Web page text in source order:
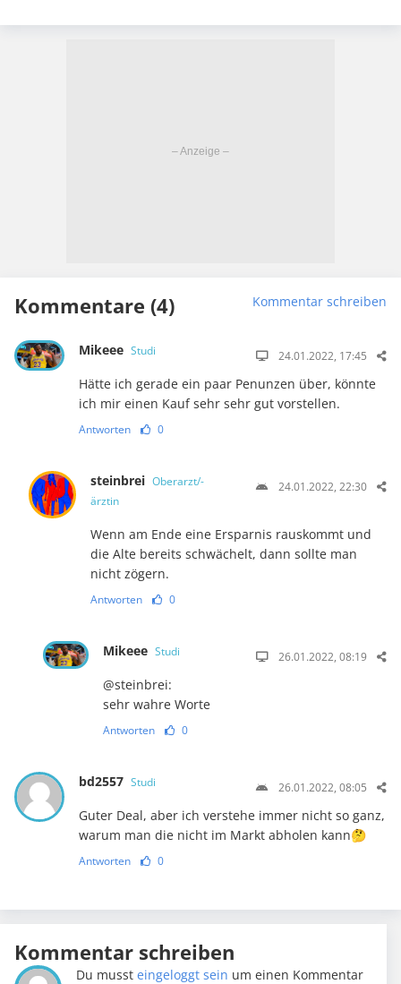
Kommentare (4) Kommentar schreiben
Mikeee Studi 24.01.2022, 17:45
Hätte ich gerade ein paar Penunzen über, könnte
ich mir einen Kauf sehr sehr gut vorstellen.
Antworten 0
steinbrei Oberarzt/-
ärztin
24.01.2022, 22:30
Wenn am Ende eine Ersparnis rauskommt und
die Alte bereits schwächelt, dann sollte man
nicht zögern.
Antworten 0
Mikeee Studi 26.01.2022, 08:19
@steinbrei:
sehr wahre Worte
Antworten 0
bd2557 Studi 26.01.2022, 08:05
Guter Deal, aber ich verstehe immer nicht so ganz,
warum man die nicht im Markt abholen kann🤔
Antworten 0
Kommentar schreiben
Du mussteingeloggt sein um einen Kommentar